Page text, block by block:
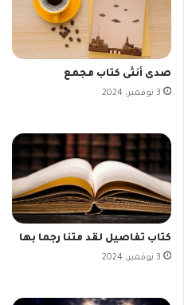
صدى أنثى كتاب مجمع
3 نوفمبر، 2024
كتاب تفاصيل لقد متنا رجما بها
3 نوفمبر، 2024